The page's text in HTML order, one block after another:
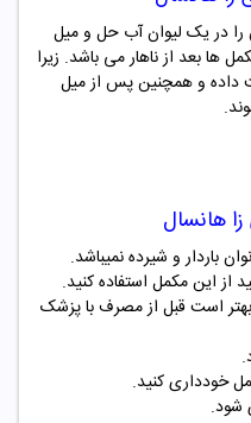
1 یا 2 عدد جوشان را در یک لیوان آب حل و میل
ها بعد از ناهار می باشد. زیرا
داده و همچنین پس از میل
هانسال
باردار و شیرده نمیباشد.
از این مکمل استفاده کنید.
است قبل از مصرف با پزشک
.
خودداری کنید.